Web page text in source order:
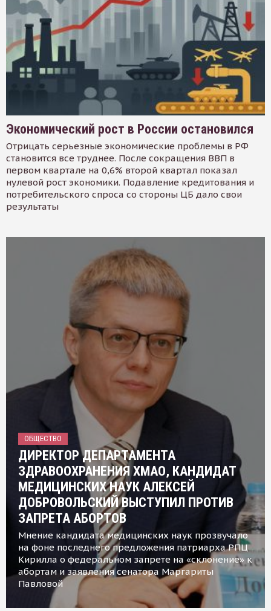
Экономический рост в России остановился
Отрицать серьезные экономические проблемы в РФ
становится все труднее. После сокращения ВВП в
первом квартале на 0,6% второй квартал показал
нулевой рост экономики. Подавление кредитования и
потребительского спроса со стороны ЦБ дало свои
результаты
ОБЩЕСТВО
ДИРЕКТОР ДЕПАРТАМЕНТА
ЗДРАВООХРАНЕНИЯ ХМАО, КАНДИДАТ
МЕДИЦИНСКИХ НАУК АЛЕКСЕЙ
ДОБРОВОЛЬСКИЙ ВЫСТУПИЛ ПРОТИВ
ЗАПРЕТА АБОРТОВ
Мнение кандидата медицинских наук прозвучало
на фоне последнего предложения патриарха РПЦ
Кирилла о федеральном запрете на «склонение» к
абортам и заявления сенатора Маргариты
Павловой